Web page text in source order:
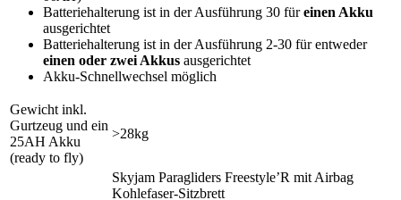
Batteriehalterung ist in der Ausführung 30 füreinen Akku
ausgerichtet
Batteriehalterung ist in der Ausführung 2-30 für entweder
einen oder zwei Akkus ausgerichtet
Akku-Schnellwechsel möglich
Gewicht inkl.
Gurtzeug und ein
25AH Akku
(ready to fly)
>28kg
Skyjam Paragliders Freestyle’R mit Airbag
Kohlefaser-Sitzbrett